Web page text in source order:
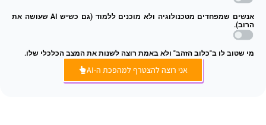
אנשים שמפחדים מטכנולוגיה ולא מוכנים ללמוד (גם כשיש AI שעושה את
הרוב).
מי שטוב לו ב"כלוב הזהב" ולא באמת רוצה לשנות את המצב הכלכלי שלו.
אני רוצה להצטרף למהפכת ה-AI